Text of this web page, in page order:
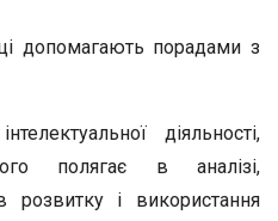
допомагають порадами з
діяльності,
полягає в аналізі,
розвитку і використання